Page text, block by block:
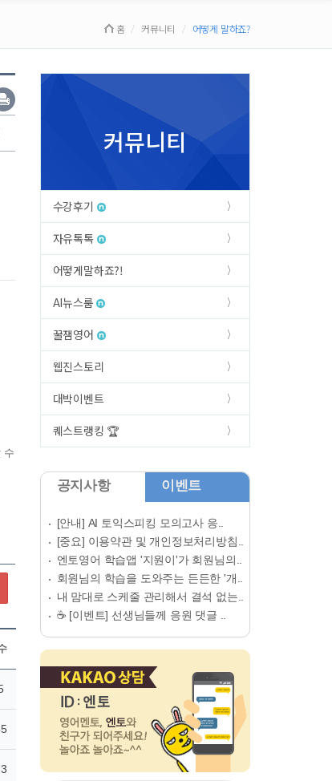
홈 커뮤니티 어떻게 말하죠?
커뮤니티
수강후기
자유톡톡
어떻게말하죠?!
AI뉴스룸
꿀잼영어
웹진스토리
대박이벤트
퀘스트랭킹 🏆
공지사항 이벤트
[안내] AI 토익스피킹 모의고사 응..
[중요] 이용약관 및 개인정보처리방침..
엔토영어 학습앱 '지원이'가 회원님의..
회원님의 학습을 도와주는 든든한 '개..
내 맘대로 스케줄 관리해서 결석 없는..
☕ [이벤트] 선생님들께 응원 댓글 ..